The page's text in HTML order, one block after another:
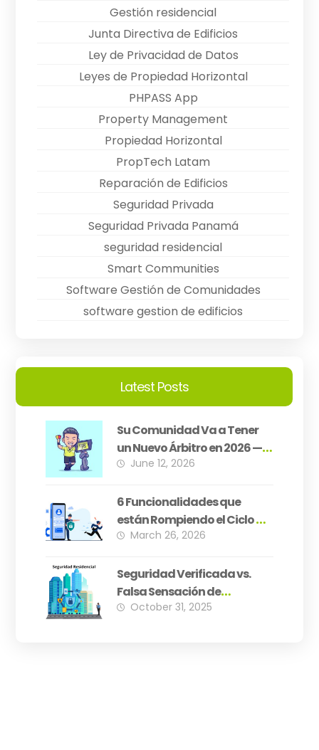
Gestión residencial
Junta Directiva de Edificios
Ley de Privacidad de Datos
Leyes de Propiedad Horizontal
PHPASS App
Property Management
Propiedad Horizontal
PropTech Latam
Reparación de Edificios
Seguridad Privada
Seguridad Privada Panamá
seguridad residencial
Smart Communities
Software Gestión de Comunidades
software gestion de edificios
Latest Posts
Su Comunidad Va a Tener
un Nuevo Árbitro en 2026 —
¿Está Su PH Preparado?
June 12, 2026
6 Funcionalidades que
están Rompiendo el Ciclo de
Inseguridad Residencial
March 26, 2026
Seguridad Verificada vs.
Falsa Sensación de
Seguridad
October 31, 2025